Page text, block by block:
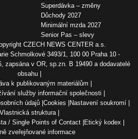
Superdávka – změny
Důchody 2027
Minimální mzda 2027
Senior Pas – slevy
CZECH NEWS CENTER a.s.
Schmolkové 3493/1, 100 00 Praha 10 -
zapsána v OR, sp.zn. B 19490 a dodavatelé
obsahu
k publikovaným materiálům
služby informační společnosti
údajů Cookies Nastavení soukromí
Vlastnická struktura
/ Single Points of Contact Etický kodex
zveřejňované informace